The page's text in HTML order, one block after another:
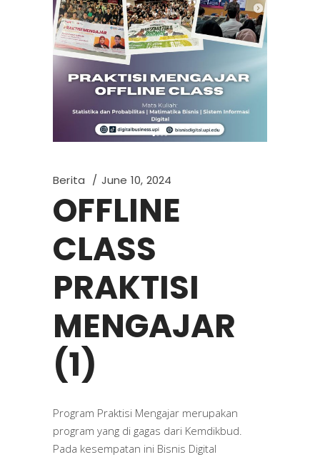
Berita June 10, 2024
OFFLINE
CLASS
PRAKTISI
MENGAJAR
(1)
Program Praktisi Mengajar merupakan
program yang di gagas dari Kemdikbud.
Pada kesempatan ini Bisnis Digital